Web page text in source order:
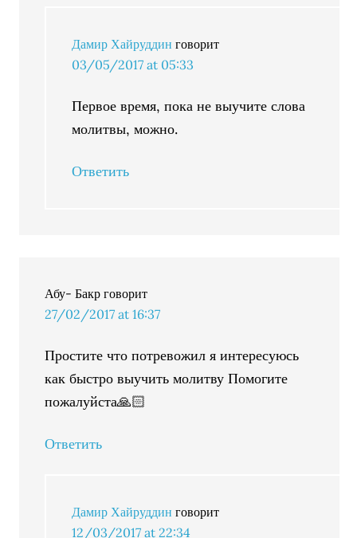
Дамир Хайруддин говорит
03/05/2017 at 05:33
Первое время, пока не выучите слова
молитвы, можно.
Ответить
Абу- Бакр говорит
27/02/2017 at 16:37
Простите что потревожил я интересуюсь
как быстро выучить молитву Помогите
пожалуйста🙏🏻
Ответить
Дамир Хайруддин говорит
12/03/2017 at 22:34